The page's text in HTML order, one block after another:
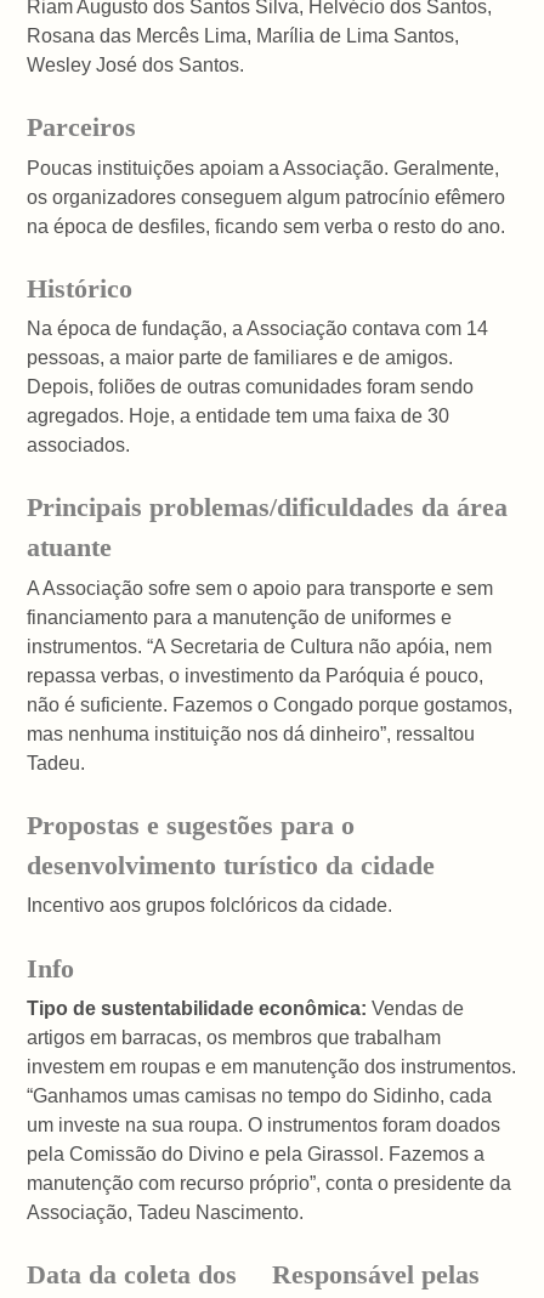
Riam Augusto dos Santos Silva, Helvécio dos Santos,
Rosana das Mercês Lima, Marília de Lima Santos,
Wesley José dos Santos.
Parceiros
Poucas instituições apoiam a Associação. Geralmente,
os organizadores conseguem algum patrocínio efêmero
na época de desfiles, ficando sem verba o resto do ano.
Histórico
Na época de fundação, a Associação contava com 14
pessoas, a maior parte de familiares e de amigos.
Depois, foliões de outras comunidades foram sendo
agregados. Hoje, a entidade tem uma faixa de 30
associados.
Principais problemas/dificuldades da área
atuante
A Associação sofre sem o apoio para transporte e sem
financiamento para a manutenção de uniformes e
instrumentos. “A Secretaria de Cultura não apóia, nem
repassa verbas, o investimento da Paróquia é pouco,
não é suficiente. Fazemos o Congado porque gostamos,
mas nenhuma instituição nos dá dinheiro”, ressaltou
Tadeu.
Propostas e sugestões para o
desenvolvimento turístico da cidade
Incentivo aos grupos folclóricos da cidade.
Info
Tipo de sustentabilidade econômica: Vendas de
artigos em barracas, os membros que trabalham
investem em roupas e em manutenção dos instrumentos.
“Ganhamos umas camisas no tempo do Sidinho, cada
um investe na sua roupa. O instrumentos foram doados
pela Comissão do Divino e pela Girassol. Fazemos a
manutenção com recurso próprio”, conta o presidente da
Associação, Tadeu Nascimento.
Data da coleta dos
Responsável pelas